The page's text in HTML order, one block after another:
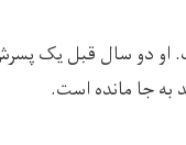
او دو سال قبل یک
جا مانده است.